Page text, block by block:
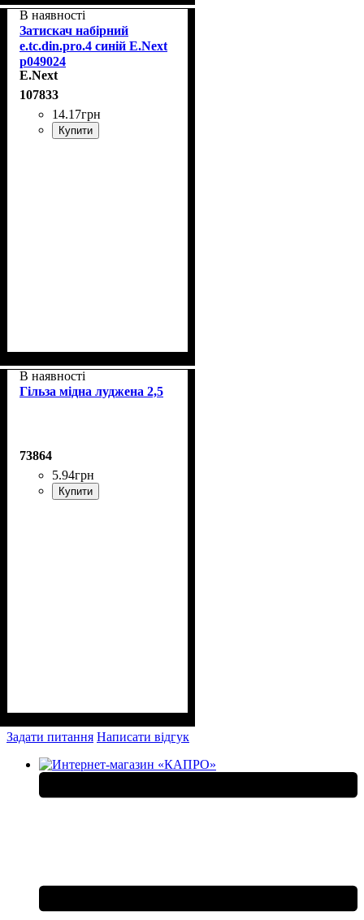
В наявності
Затискач набірний
e.tc.din.pro.4 синій E.Next
p049024
E.Next
107833
14.17грн
Купити
В наявності
Гільза мідна луджена 2,5
73864
5.94грн
Купити
Задати питання Написати відгук